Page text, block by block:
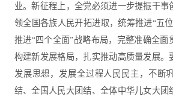
业。新征程上，全党必须进一步提振干事
领全国各族人民开拓进取，统筹推进“五
推进“四个全面”战略布局，完整准确全面
构建新发展格局，扎实推动高质量发展。
发展思想，发展全过程人民民主，不断
结、全国人民大团结、全体中华儿女大团